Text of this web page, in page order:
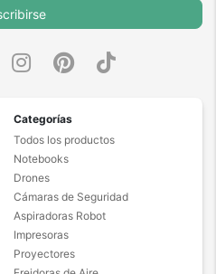
Categorías
Todos los productos
Notebooks
Drones
Cámaras de Seguridad
Aspiradoras Robot
Impresoras
Proyectores